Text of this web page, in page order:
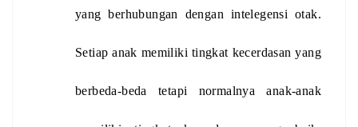
yang berhubungan dengan intelegensi otak.
Setiap anak memiliki tingkat kecerdasan yang
berbeda-beda tetapi normalnya anak-anak